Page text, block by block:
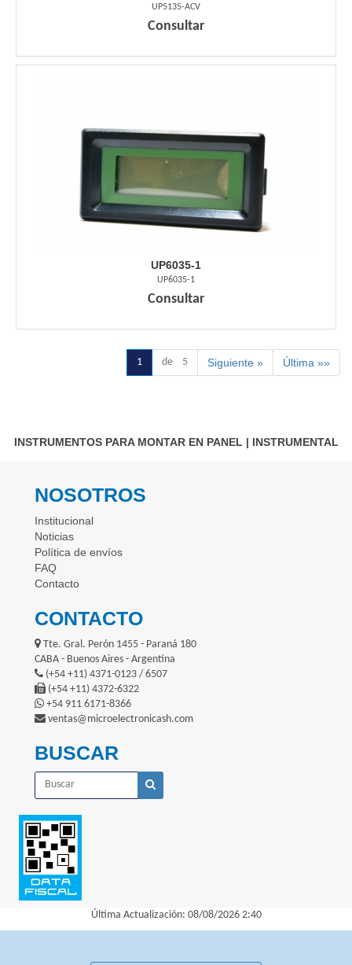
UP5135-ACV
Consultar
UP6035-1
UP6035-1
Consultar
1 de 5 Siguiente » Última »»
INSTRUMENTOS PARA MONTAR EN PANEL | INSTRUMENTAL
NOSOTROS
Institucional
Noticias
Política de envíos
FAQ
Contacto
CONTACTO
Tte. Gral. Perón 1455 - Paraná 180
CABA - Buenos Aires - Argentina
(+54 +11) 4371-0123 / 6507
(+54 +11) 4372-6322
+54 911 6171-8366
ventas@microelectronicash.com
BUSCAR
Última Actualización: 08/08/2026 2:40